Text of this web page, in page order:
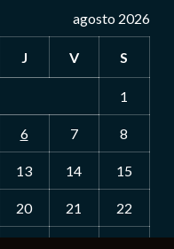
agosto 2026
J V S
1
6 7 8
13 14 15
20 21 22